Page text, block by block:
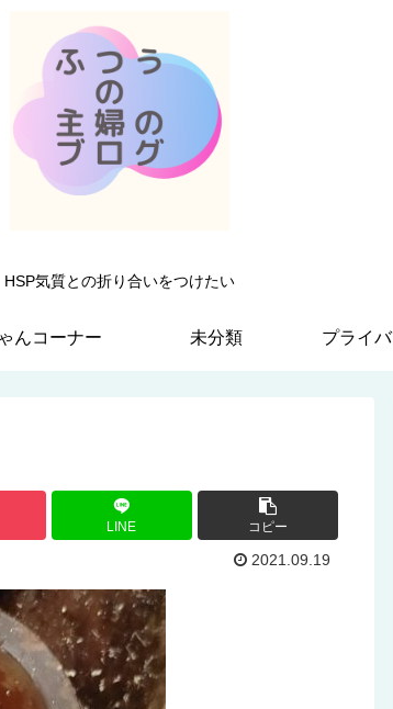
HSP気質との折り合いをつけたい
んコーナー 未分類 プライ
LINE コピー
2021.09.19